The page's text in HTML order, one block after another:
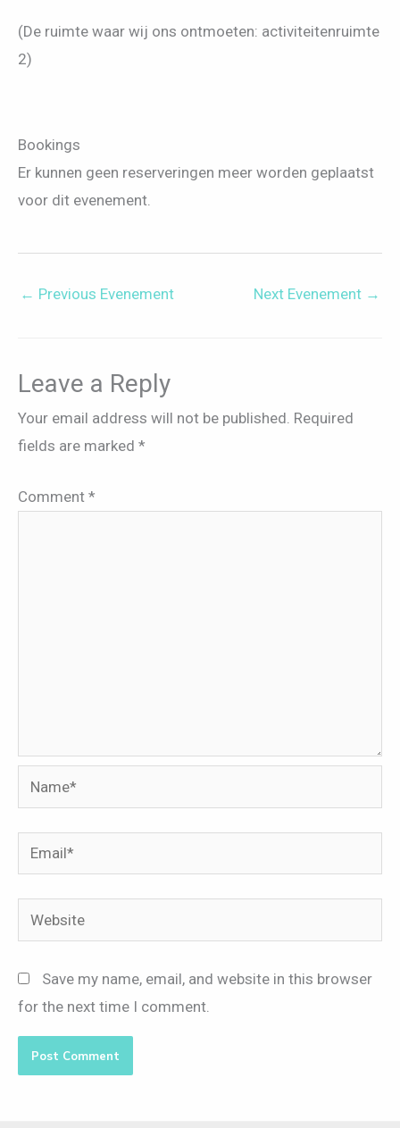
(De ruimte waar wij ons ontmoeten: activiteitenruimte
2)
Bookings
Er kunnen geen reserveringen meer worden geplaatst
voor dit evenement.
← Previous Evenement Next Evenement →
Leave a Reply
Your email address will not be published. Required
fields are marked *
Comment *
Name*
Email*
Website
Save my name, email, and website in this browser
for the next time I comment.